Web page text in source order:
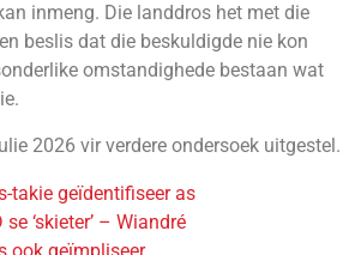
inmeng. Die landdros het met die
beslis dat die beskuldigde nie kon
omstandighede bestaan wat
2026 vir verdere ondersoek uitgestel.
takie geïdentifiseer as
se ‘skieter’ – Wiandré
ook geïmpliseer